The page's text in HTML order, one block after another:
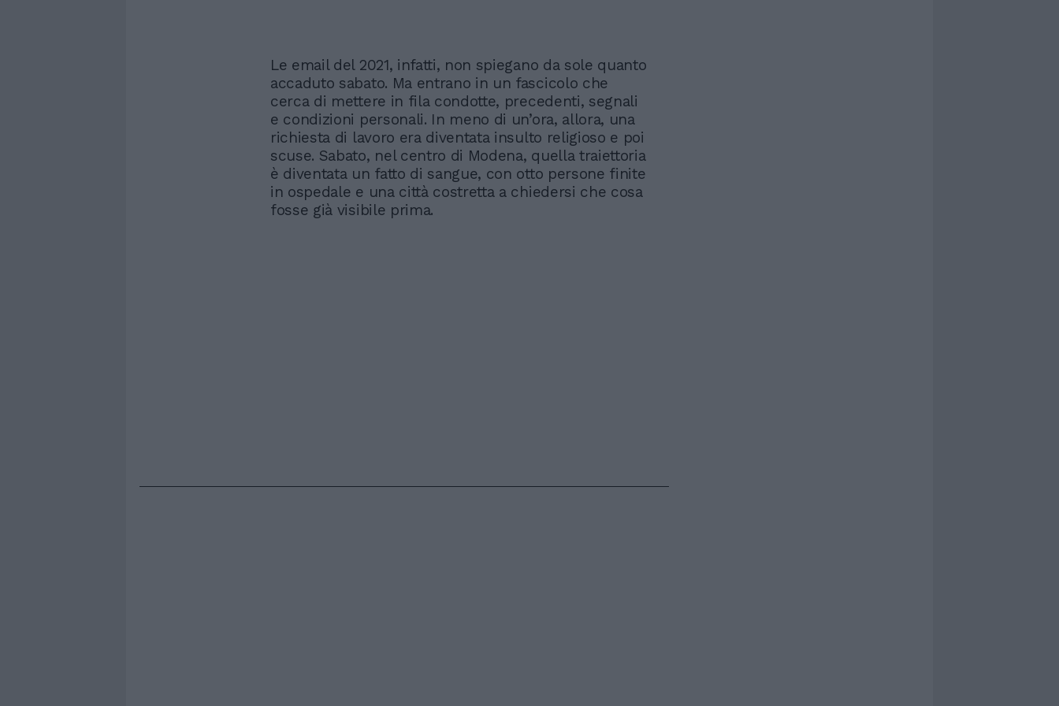
Le email del 2021, infatti, non spiegano da sole quanto
accaduto sabato. Ma entrano in un fascicolo che
cerca di mettere in fila condotte, precedenti, segnali
e condizioni personali. In meno di un’ora, allora, una
richiesta di lavoro era diventata insulto religioso e poi
scuse. Sabato, nel centro di Modena, quella traiettoria
è diventata un fatto di sangue, con otto persone finite
in ospedale e una città costretta a chiedersi che cosa
fosse già visibile prima.